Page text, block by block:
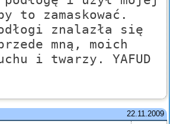
to zamaskować.
znalazła się
mną, moich
i twarzy. YAFUD
22.11.2009